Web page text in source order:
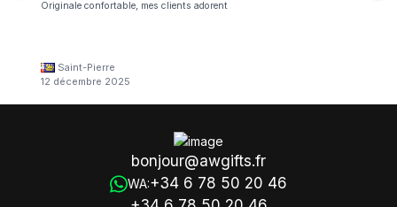
Originale confortable, mes clients adorent
Saint-Pierre
12 décembre 2025
bonjour@awgifts.fr
WA:+34 6 78 50 20 46